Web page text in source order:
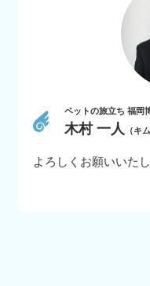
ペットの旅立ち 福岡
木村 一人 （キ
よろしくお願いいたし